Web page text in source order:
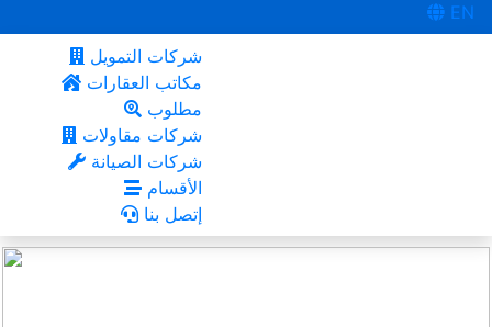
EN
شركات التمويل
مكاتب العقارات
مطلوب
شركات مقاولات
شركات الصيانة
الأقسام
إتصل بنا